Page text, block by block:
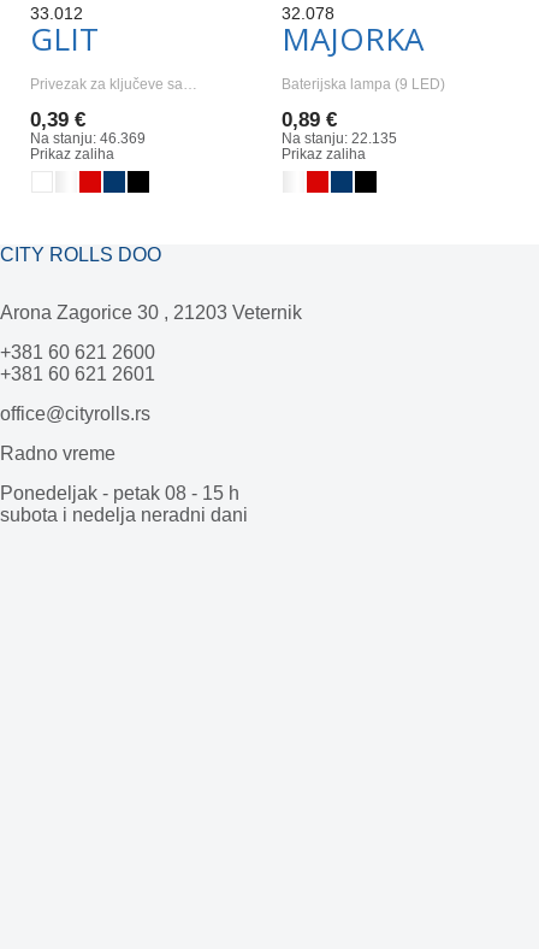
33.012
GLIT
Privezak za ključeve sa…
0,39 €
Na stanju: 46.369
Prikaz zaliha
32.078
MAJORKA
Baterijska lampa (9 LED)
0,89 €
Na stanju: 22.135
Prikaz zaliha
CITY ROLLS DOO
Arona Zagorice 30 , 21203 Veternik
+381 60 621 2600
+381 60 621 2601
office@cityrolls.rs
Radno vreme
Ponedeljak - petak 08 - 15 h
subota i nedelja neradni dani